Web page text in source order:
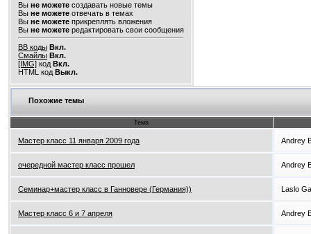
Вы не можете создавать новые темы
Вы не можете отвечать в темах
Вы не можете прикреплять вложения
Вы не можете редактировать свои сообщения
BB коды Вкл.
Смайлы Вкл.
[IMG] код Вкл.
HTML код Выкл.
Похожие темы
Тема
Мастер класс 11 января 2009 года Andrey
очередной мастер класс прошел Andrey
Семинар+мастер класс в Ганновере (Германия)) Laslo
Мастер класс 6 и 7 апреля Andrey